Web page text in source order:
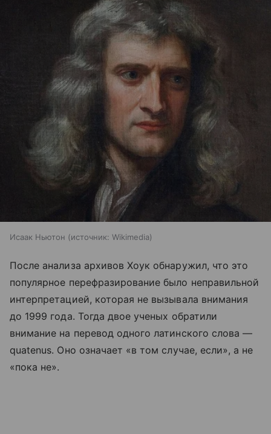
Исаак Ньютон источник: Wikimedia
После анализа архивов Хоук обнаружил, что это
популярное перефразирование было неправильной
интерпретацией, которая не вызывала внимания
до 1999 года. Тогда двое ученых обратили
внимание на перевод одного латинского слова —
quatenus. Оно означает «в том случае, если», а не
«пока не».